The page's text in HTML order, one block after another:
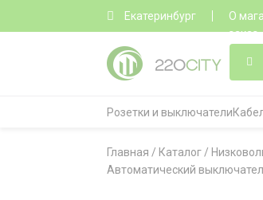
Екатеринбург О
заказ
Розетки и выключатели
Главная / Каталог /
Автоматический